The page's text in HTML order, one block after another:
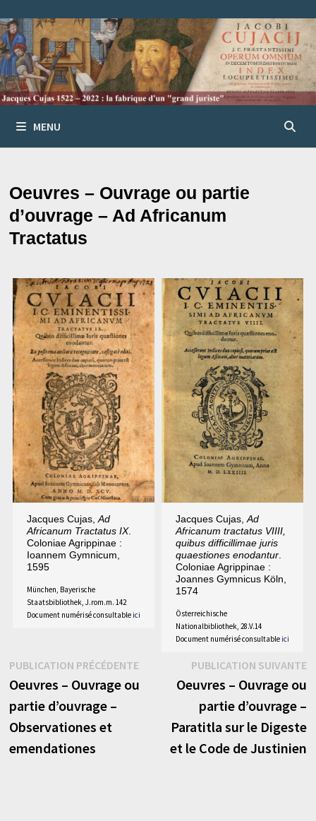
au
contenu
MENU
Oeuvres – Ouvrage ou partie
d’ouvrage – Ad Africanum
Tractatus
Jacques Cujas, Ad
Africanum Tractatus IX.
Coloniae Agrippinae :
Ioannem Gymnicum,
1595
München, Bayerische
Staatsbibliothek, J.rom.m. 142
Document numérisé consultable ici
Jacques Cujas, Ad
Africanum tractatus VIIII,
quibus difficillimae juris
quaestiones enodantur.
Coloniae Agrippinae :
Joannes Gymnicus Köln,
1574
Österreichische
Nationalbibliothek, 28.V.14
Document numérisé consultable ici
Navigation
de
l’article
PUBLICATION PRÉCÉDENTEPublication
précédente :
Oeuvres – Ouvrage ou
partie d’ouvrage –
Observationes et
emendationes
PUBLICATION SUIVANTE
Oeuvres – Ouvrage ou
partie d’ouvrage –
Paratitla sur le Digeste
et le Code de Justinien